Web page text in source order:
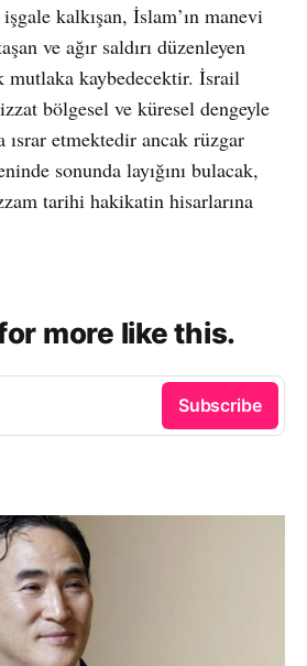
kalkışan, İslam’ın manevi
ve ağır saldırı düzenleyen
mutlaka kaybedecektir. İsrail
bölgesel ve küresel dengeyle
ısrar etmektedir ancak rüzgar
sonunda layığını bulacak,
tarihi hakikatin hisarlarına
more like this.
Subscribe